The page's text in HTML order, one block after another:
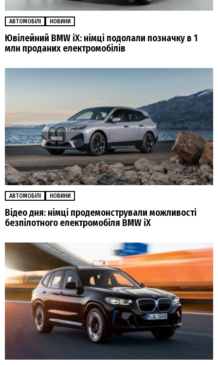
АВТОМОБІЛІ НОВИНИ
Ювілейний BMW iX: німці подолали позначку в 1
млн проданих електромобілів
АВТОМОБІЛІ НОВИНИ
Відео дня: німці продемонстрували можливості
безпілотного електромобіля BMW iX